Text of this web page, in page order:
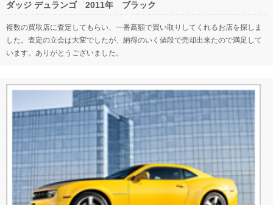
ダッジ デュランゴ 2011年 ブラック
複数の買取店に査定してもらい、一番高額で買い取りしてくれるお店を探しま
した。査定の立会は大変でしたが、納得のいく値段で売却出来たので満足して
います。ありがとうございました。